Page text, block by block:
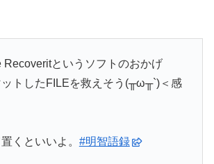
Recoveritというソフトのおかげ
トしたFILEを救えそう(╥ω╥`)＜感
くといいよ。 #明智語録